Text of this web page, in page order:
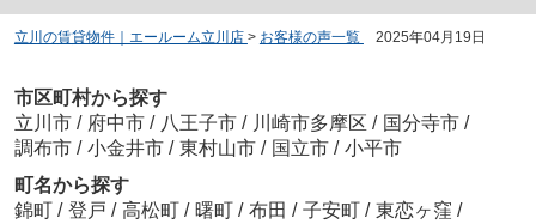
立川の賃貸物件｜エールーム立川店 > お客様の声一覧 2025年04月19日
市区町村から探す
立川市 / 府中市 / 八王子市 / 川崎市多摩区 / 国分寺市 /
調布市 / 小金井市 / 東村山市 / 国立市 / 小平市
町名から探す
錦町 / 登戸 / 高松町 / 曙町 / 布田 / 子安町 / 東恋ヶ窪 /